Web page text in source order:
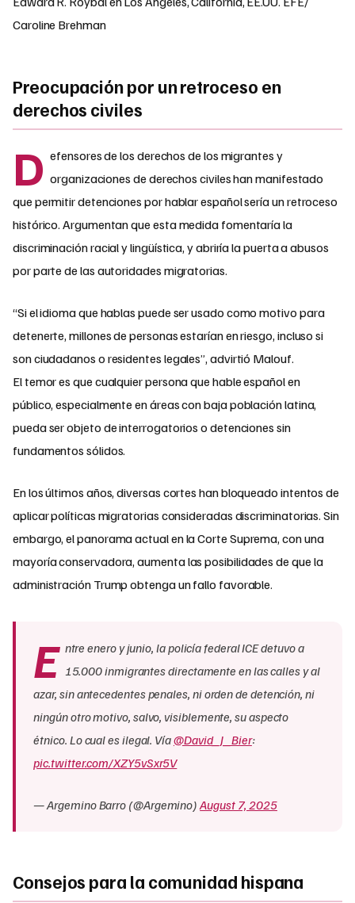
Caroline Brehman
Preocupación por un retroceso en
derechos civiles
D efensores de los derechos de los migrantes y
organizaciones de derechos civiles han manifestado
que permitir detenciones por hablar español sería un retroceso
histórico. Argumentan que esta medida fomentaría la
discriminación racial y lingüística, y abriría la puerta a abusos
por parte de las autoridades migratorias.
“Si el idioma que hablas puede ser usado como motivo para
detenerte, millones de personas estarían en riesgo, incluso si
son ciudadanos o residentes legales”, advirtió Malouf.
El temor es que cualquier persona que hable español en
público, especialmente en áreas con baja población latina,
pueda ser objeto de interrogatorios o detenciones sin
fundamentos sólidos.
En los últimos años, diversas cortes han bloqueado intentos de
aplicar políticas migratorias consideradas discriminatorias. Sin
embargo, el panorama actual en la Corte Suprema, con una
mayoría conservadora, aumenta las posibilidades de que la
administración Trump obtenga un fallo favorable.
E ntre enero y junio, la policía federal ICE detuvo a
15.000 inmigrantes directamente en las calles y al
azar, sin antecedentes penales, ni orden de detención, ni
ningún otro motivo, salvo, visiblemente, su aspecto
étnico. Lo cual es ilegal. Vía@David_J_Bier:
pic.twitter.com/XZY5vSxr5V
— Argemino Barro (@Argemino)August 7, 2025
Consejos para la comunidad hispana